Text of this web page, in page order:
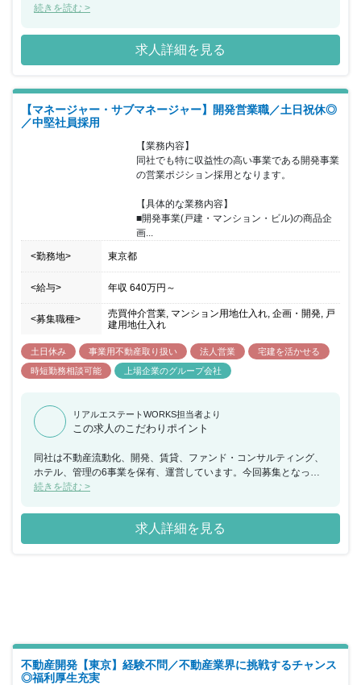
社有物件の仕入れ販売ポジションは、同社で高い収益を得ている事
の安定収益を得ることができるストック系事業を展開することで、
変化の激しい昨今において、マーケットの変化に柔軟に対応できる
事業基盤を構築しています。当部署は、本部長、事業部長、ユニッ
り、当ポジションは通常業務の他に部下のフォローなども期待され
ています。
続きを読む >
求人詳細を見る
【マネージャー・サブマネージャー】開発営業職／土日祝休◎
／中堅社員採用
【業務内容】
同社でも特に収益性の高い事業である開発事業
の営業ポジション採用となります。
【具体的な業務内容】
■開発事業(戸建・マンション・ビル)の商品企
画...
<勤務地> 東京都
<給与> 年収 640万円 ～
<募集職種>
売買仲介営業, マンション用地仕入れ, 企画・開発, 戸
建用地仕入れ
土日休み 事業用不動産取り扱い 法人営業
宅建を活かせる
時短勤務相談可能
上場企業のグループ会社
リアルエステートWORKS担当者より
この求人のこだわりポイント
同社は不動産流動化、開発、賃貸、ファンド・コンサルティング、
ホテル、管理の6事業を保有、運営しています。今回募集となった
開発事業ポジションは、同社で高い収益を得ている事業と、賃貸、
得ることができるストック系事業を展開することで、変化の激しい
昨今において、マーケットの変化に柔軟に対応できる事業基盤を構
築しています。当部署は、本部長、事業部長、マネージャー、サブ
続きを読む >
求人詳細を見る
不動産開発【東京】経験不問／不動産業界に挑戦するチャンス
◎福利厚生充実